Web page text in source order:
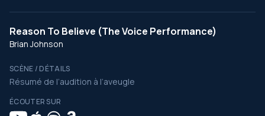
Reason To Believe (The Voice Performance)
Brian Johnson
SCÈNE / DÉTAILS
Résumé de l’audition à l’aveugle
ÉCOUTER SUR